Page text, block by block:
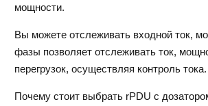
мощности.
Вы можете отслеживать входной ток,
фазы позволяет отслеживать ток,
перегрузок, осуществляя контроль
Почему стоит выбрать rPDU с